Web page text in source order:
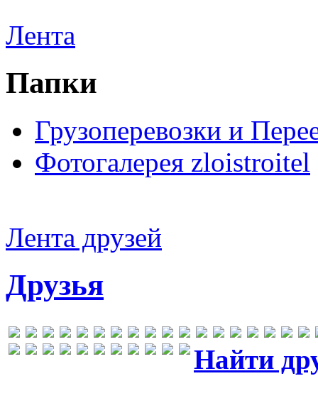
Лента
Папки
Грузоперевозки и
Фотогалерея zloistroitel
Лента друзей
Друзья
Найти